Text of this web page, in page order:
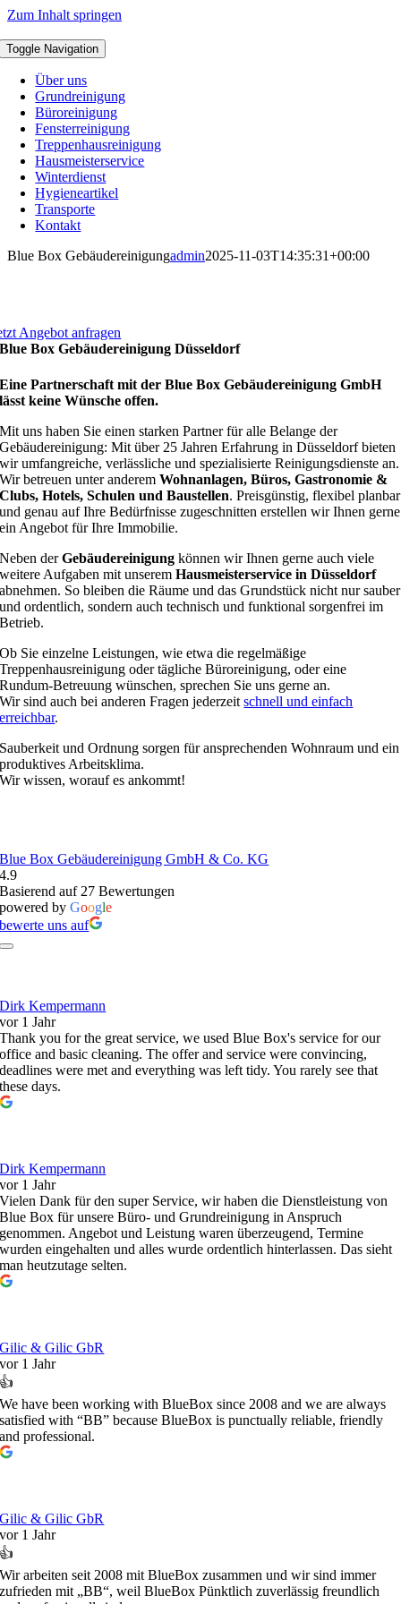
Zum Inhalt springen
Toggle Navigation
Über uns
Grundreinigung
Büroreinigung
Fensterreinigung
Treppenhausreinigung
Hausmeisterservice
Winterdienst
Hygieneartikel
Transporte
Kontakt
Blue Box Gebäudereinigungadmin2025-11-03T14:35:31+00:00
Angebot anfragen
Blue Box Gebäudereinigung Düsseldorf
Eine Partnerschaft mit der Blue Box Gebäudereinigung GmbH
lässt keine Wünsche offen.
Mit uns haben Sie einen starken Partner für alle Belange der
Gebäudereinigung: Mit über 25 Jahren Erfahrung in Düsseldorf bieten
wir umfangreiche, verlässliche und spezialisierte Reinigungsdienste an.
Wir betreuen unter anderemWohnanlagen, Büros, Gastronomie &
Clubs, Hotels, Schulen und Baustellen. Preisgünstig, flexibel planbar
und genau auf Ihre Bedürfnisse zugeschnitten erstellen wir Ihnen gerne
ein Angebot für Ihre Immobilie.
Neben derGebäudereinigungkönnen wir Ihnen gerne auch viele
weitere Aufgaben mit unseremHausmeisterservice in Düsseldorf
abnehmen. So bleiben die Räume und das Grundstück nicht nur sauber
und ordentlich, sondern auch technisch und funktional sorgenfrei im
Betrieb.
Ob Sie einzelne Leistungen, wie etwa die regelmäßige
Treppenhausreinigung oder tägliche Büroreinigung, oder eine
Rundum-Betreuung wünschen, sprechen Sie uns gerne an.
Wir sind auch bei anderen Fragen jederzeitschnell und einfach
erreichbar.
Sauberkeit und Ordnung sorgen für ansprechenden Wohnraum und ein
produktives Arbeitsklima.
Wir wissen, worauf es ankommt!
Blue Box Gebäudereinigung GmbH & Co. KG
4.9
Basierend auf 27 Bewertungen
powered byGoogle
bewerte uns auf
Dirk Kempermann
vor 1 Jahr
Thank you for the great service, we used Blue Box's service for our
office and basic cleaning. The offer and service were convincing,
deadlines were met and everything was left tidy. You rarely see that
these days.
Dirk Kempermann
vor 1 Jahr
Vielen Dank für den super Service, wir haben die Dienstleistung von
Blue Box für unsere Büro- und Grundreinigung in Anspruch
genommen. Angebot und Leistung waren überzeugend, Termine
wurden eingehalten und alles wurde ordentlich hinterlassen. Das sieht
man heutzutage selten.
Gilic & Gilic GbR
vor 1 Jahr
👍
We have been working with BlueBox since 2008 and we are always
satisfied with “BB” because BlueBox is punctually reliable, friendly
and professional.
Gilic & Gilic GbR
vor 1 Jahr
👍
Wir arbeiten seit 2008 mit BlueBox zusammen und wir sind immer
zufrieden mit „BB“, weil BlueBox Pünktlich zuverlässig freundlich